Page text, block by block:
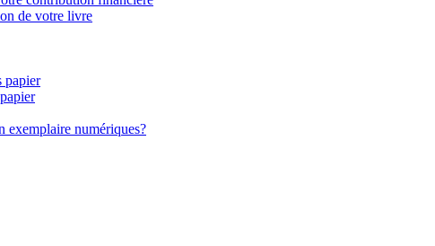
de votre livre
papier
exemplaire numériques?